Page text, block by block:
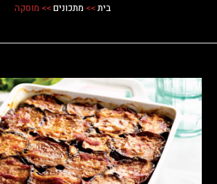
בית>>מתכונים>> מוסקה